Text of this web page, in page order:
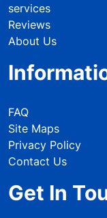
services
Reviews
About Us
FAQ
Site Maps
Privacy Policy
Contact Us
Get In